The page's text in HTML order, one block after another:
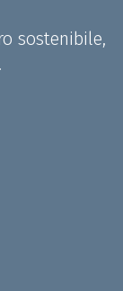
sostenibile,